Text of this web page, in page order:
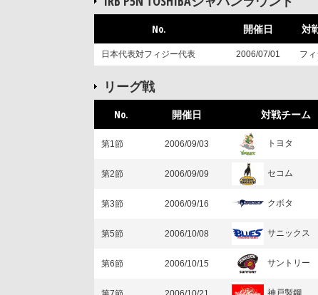
No. 開催日 対
日本代表対フィジー代表 2006/07/01 フ
リーグ戦
No. 開催日 対戦チーム
第1節 2006/09/03 トヨタ
第2節 2006/09/09 セコム
第3節 2006/09/16 クボタ
第5節 2006/10/08 サニックス
第6節 2006/10/15 サントリー